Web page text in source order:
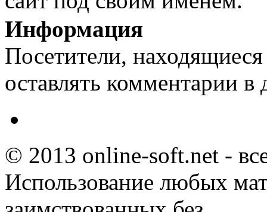
Информация
Посетители,
оставлять комментарии в
© 2013 online-soft.net -
Использование любых